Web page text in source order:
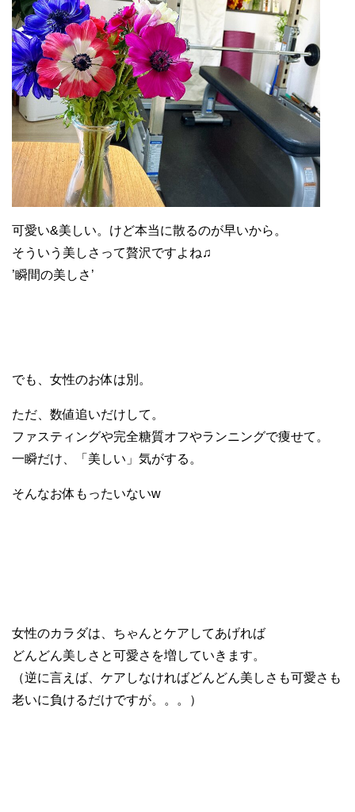
可愛い&美しい。けど本当に散るのが早いから。
そういう美しさって贅沢ですよね♫
’瞬間の美しさ’
でも、女性のお体は別。
ただ、数値追いだけして。
ファスティングや完全糖質オフやランニングで痩せて。
一瞬だけ、「美しい」気がする。
そんなお体もったいないw
女性のカラダは、ちゃんとケアしてあげれば
どんどん美しさと可愛さを増していきます。
（逆に言えば、ケアしなければどんどん美しさも可愛さも
老いに負けるだけですが。。。）